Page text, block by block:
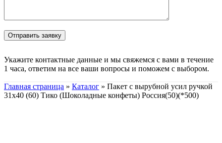
Укажите контактные данные и мы свяжемся с вами в течение
1 часа, ответим на все ваши вопросы и поможем с выбором.
Главная страница » Каталог » Пакет с вырубной усил ручкой
31х40 (60) Тико (Шоколадные конфеты) Россия(50)(*500)